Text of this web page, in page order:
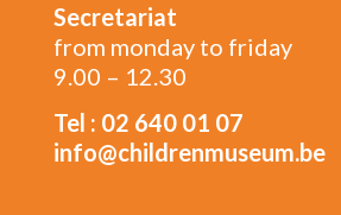
Secretariat
from monday to friday
9.00 – 12.30
Tel : 02 640 01 07
info@childrenmuseum.be